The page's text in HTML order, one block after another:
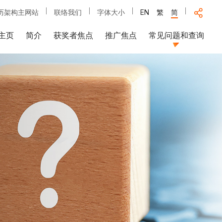
架构主网站 联络我们 字体大小 EN 繁 简
页 简介 获奖者焦点 推广焦点 常见问题和查询